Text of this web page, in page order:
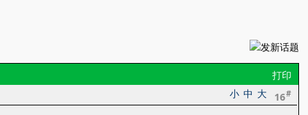
打印
16#
大
中
小